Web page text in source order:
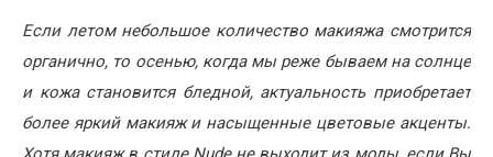
Хобби
Красота
Недвижимость
Если летом небольшое количество макияжа смотрится
органично, то осенью, когда мы реже бываем на солнце
и кожа становится бледной, актуальность приобретает
более яркий макияж и насыщенные цветовые акценты.